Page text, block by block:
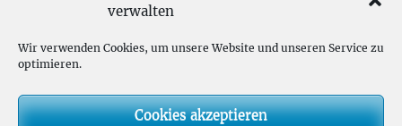
verwalten
Wir verwenden Cookies, um unsere Website und unseren Service zu
optimieren.
Cookies akzeptieren
November 2020(1)
Links
Kontakt
Impressum